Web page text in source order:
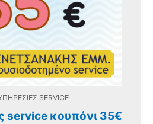
SERVICE
service κουπόνι 35€